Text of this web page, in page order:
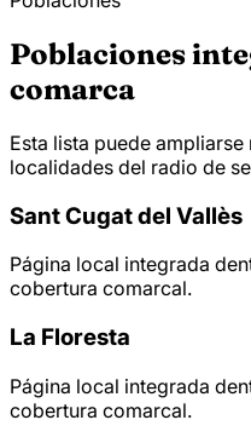
Poblaciones
comarca
Esta lista puede
localidades del radio de
Sant Cugat del Vallès
Página local integrada
cobertura comarcal.
La Floresta
Página local integrada
cobertura comarcal.